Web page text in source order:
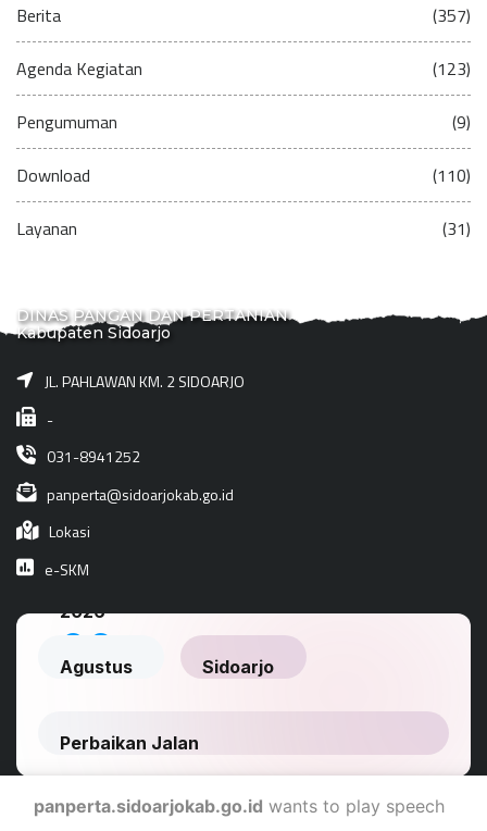
Berita (357)
Agenda Kegiatan (123)
Pengumuman (9)
Download (110)
Layanan (31)
DINAS PANGAN DAN PERTANIAN
Kabupaten Sidoarjo
JL. PAHLAWAN KM. 2 SIDOARJO
-
031-8941252
panperta@sidoarjokab.go.id
Lokasi
e-SKM
panperta.sidoarjokab.go.id wants to play speech